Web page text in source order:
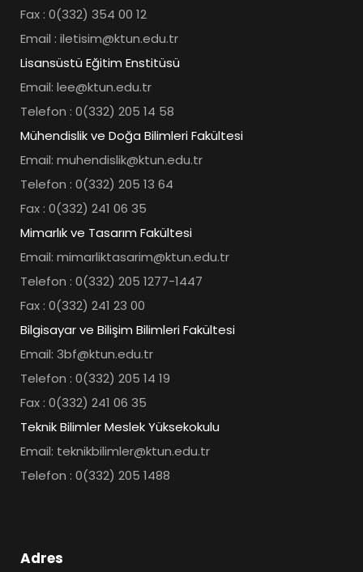
Fax : 0(332) 354 00 12
Email : iletisim@ktun.edu.tr
Lisansüstü Eğitim Enstitüsü
Email: lee@ktun.edu.tr
Telefon : 0(332) 205 14 58
Mühendislik ve Doğa Bilimleri Fakültesi
Email: muhendislik@ktun.edu.tr
Telefon : 0(332) 205 13 64
Fax : 0(332) 241 06 35
Mimarlık ve Tasarım Fakültesi
Email: mimarliktasarim@ktun.edu.tr
Telefon : 0(332) 205 1277-1447
Fax : 0(332) 241 23 00
Bilgisayar ve Bilişim Bilimleri Fakültesi
Email: 3bf@ktun.edu.tr
Telefon : 0(332) 205 14 19
Fax : 0(332) 241 06 35
Teknik Bilimler Meslek Yüksekokulu
Email: teknikbilimler@ktun.edu.tr
Telefon : 0(332) 205 1488
Adres